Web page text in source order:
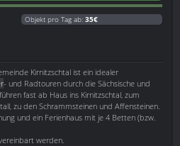
Objekt pro Tag ab: 35€
Kirnitzschtal ist ein idealer
- und Radtouren durch die Sächsische und
fast ab Haus ins Kirnitzschtal, zum
zu den Schrammsteinen und Affensteinen.
und ein Ferienhaus mit je 4 Betten (bzw.
werden.